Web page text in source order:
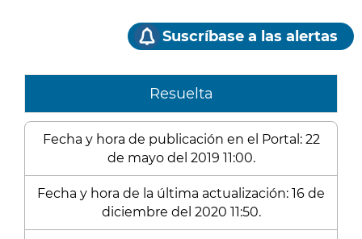
Suscríbase a las alertas
Resuelta
Fecha y hora de publicación en el Portal: 22
de mayo del 2019 11:00.
Fecha y hora de la última actualización: 16 de
diciembre del 2020 11:50.